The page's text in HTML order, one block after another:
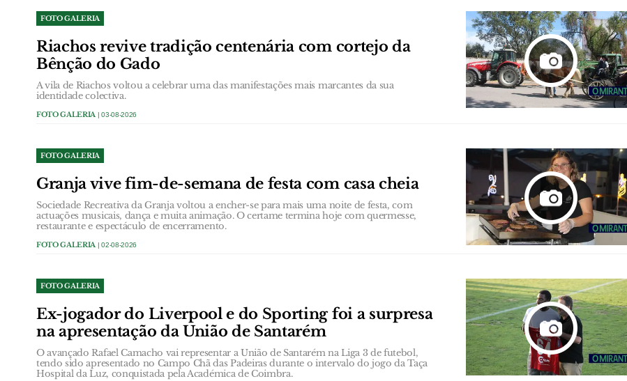
FOTO GALERIA
Riachos revive tradição centenária com cortejo da
Bênção do Gado
A vila de Riachos voltou a celebrar uma das manifestações mais marcantes da sua
identidade colectiva.
FOTO GALERIA | 03-08-2026
FOTO GALERIA
Granja vive fim-de-semana de festa com casa cheia
Sociedade Recreativa da Granja voltou a encher-se para mais uma noite de festa, com
actuações musicais, dança e muita animação. O certame termina hoje com quermesse,
restaurante e espectáculo de encerramento.
FOTO GALERIA | 02-08-2026
FOTO GALERIA
Ex-jogador do Liverpool e do Sporting foi a surpresa
na apresentação da União de Santarém
O avançado Rafael Camacho vai representar a União de Santarém na Liga 3 de futebol,
tendo sido apresentado no Campo Chã das Padeiras durante o intervalo do jogo da Taça
Hospital da Luz, conquistada pela Académica de Coimbra.